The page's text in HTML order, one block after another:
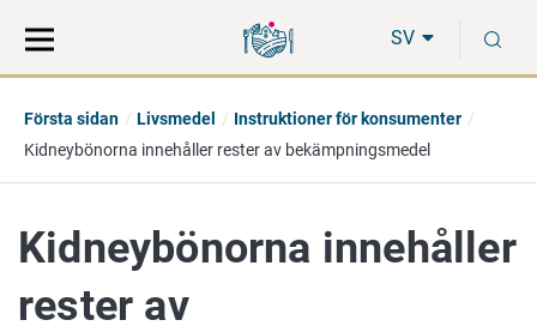
direkt
till
på
hela
SV
Första sidan Livsmedel
Instruktioner för konsumenter
Kidneybönorna innehåller rester av bekämpningsmedel
Kidneybönorna innehåller
rester av